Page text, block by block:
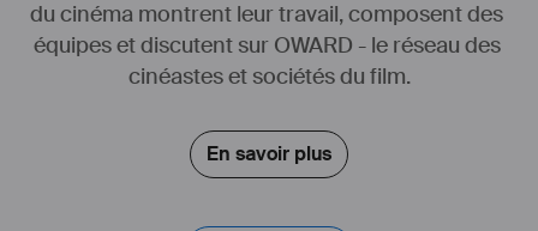
du cinéma montrent leur travail, composent des
équipes et discutent sur OWARD - le réseau des
cinéastes et sociétés du film.
En savoir plus